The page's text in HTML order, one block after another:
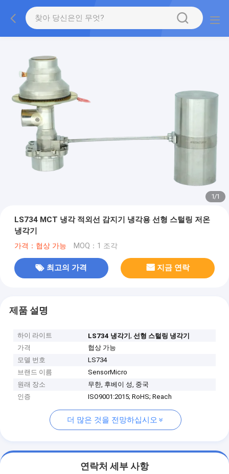
1/1
LS734 MCT 냉각 적외선 감지기 냉각용 선형 스털링 저온
냉각기
가격：협상 가능 MOQ：1 조각
최고의 가격 지금 연락
제품 설명
하이 라이트 LS734 냉각기,선형 스털링 냉각기
가격
협상 가능
모델 번호
LS734
브랜드 이름
SensorMicro
원래 장소
무한, 후베이 성, 중국
인증
ISO9001:2015; RoHS; Reach
더 많은 것을 전망하십시오
연락처 세부 사항